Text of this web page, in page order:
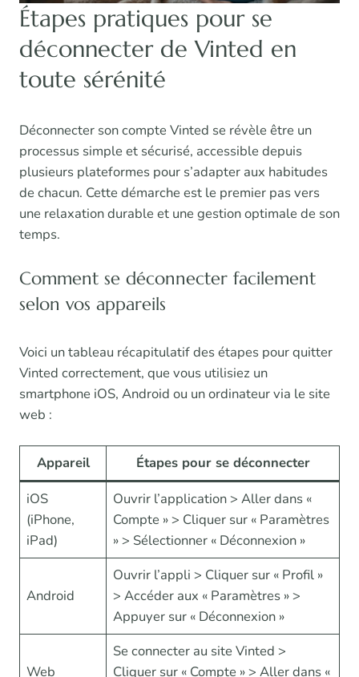
Étapes pratiques pour se
déconnecter de Vinted en
toute sérénité
Déconnecter son compte Vinted se révèle être un
processus simple et sécurisé, accessible depuis
plusieurs plateformes pour s’adapter aux habitudes
de chacun. Cette démarche est le premier pas vers
une relaxation durable et une gestion optimale de son
temps.
Comment se déconnecter facilement
selon vos appareils
Voici un tableau récapitulatif des étapes pour quitter
Vinted correctement, que vous utilisiez un
smartphone iOS, Android ou un ordinateur via le site
web :
Appareil
Étapes pour se déconnecter
iOS
(iPhone,
iPad)
Ouvrir l’application > Aller dans «
Compte » > Cliquer sur « Paramètres
» > Sélectionner « Déconnexion »
Android
Ouvrir l’appli > Cliquer sur « Profil »
> Accéder aux « Paramètres » >
Appuyer sur « Déconnexion »
Web
Se connecter au site Vinted >
Cliquer sur « Compte » > Aller dans «